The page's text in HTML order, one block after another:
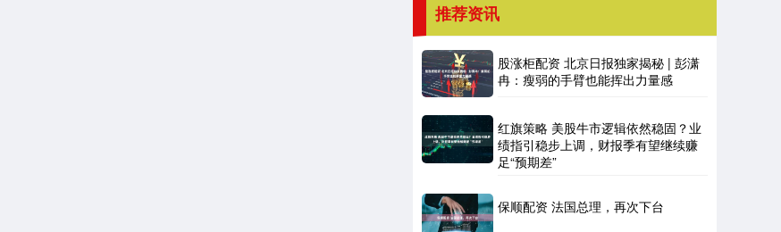
推荐资讯
股涨柜配资 北京日报独家揭秘 | 彭潇
冉：瘦弱的手臂也能挥出力量感
红旗策略 美股牛市逻辑依然稳固？业
绩指引稳步上调，财报季有望继续赚
足“预期差”
保顺配资 法国总理，再次下台